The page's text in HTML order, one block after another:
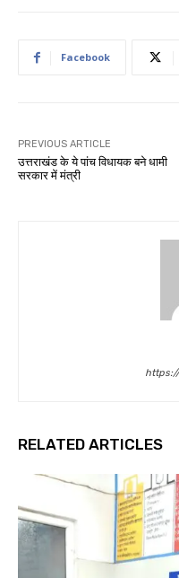
Facebook
PREVIOUS ARTICLE
उत्तराखंड के ये पांच विधायक बने धामी
सरकार में मंत्री
RELATED ARTICLES